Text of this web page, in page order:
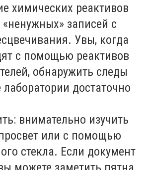
химических реактивов
записей с
Увы, когда
с помощью реактивов
обнаружить следы
достаточно
внимательно изучить
или с помощью
стекла. Если документ